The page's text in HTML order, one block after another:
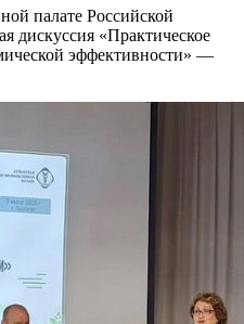
палате Российской
дискуссия «Практическое
эффективности» —